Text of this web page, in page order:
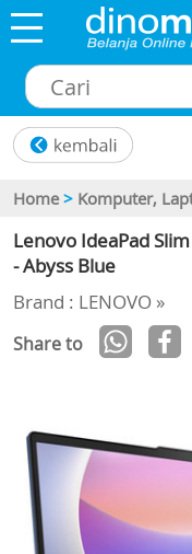
Home > Komputer,
Lenovo IdeaPad
- Abyss Blue
Brand : LENOVO »
Share to